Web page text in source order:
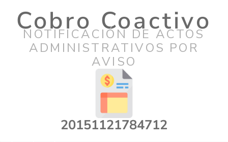
Cobro Coactivo
NOTIFICACIÓN DE ACTOS
ADMINISTRATIVOS POR
AVISO
20151121784712